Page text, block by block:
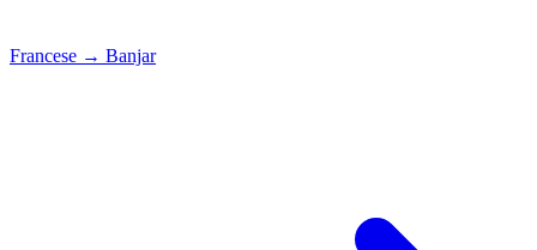
Francese → Banjar